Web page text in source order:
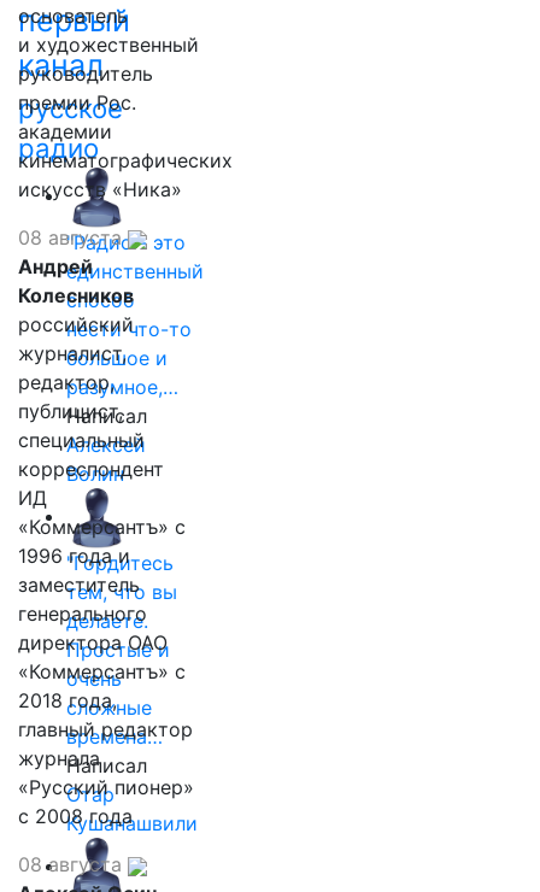
первый
канал
русское
радио
"Радио - это
единственный
способ
нести что-то
большое и
разумное,…
Написал
Алексей
Волин
"Гордитесь
тем, что вы
делаете.
Простые и
очень
сложные
времена…
Написал
Отар
Кушанашвили
основатель
и художественный
руководитель
премии Рос.
академии
кинематографических
искусств «Ника»
08 августа
Андрей
Колесников
российский
журналист,
редактор,
публицист,
специальный
корреспондент
ИД
«Коммерсантъ» с
1996 года и
заместитель
генерального
директора ОАО
«Коммерсантъ» с
2018 года,
главный редактор
журнала
«Русский пионер»
с 2008 года
08 августа